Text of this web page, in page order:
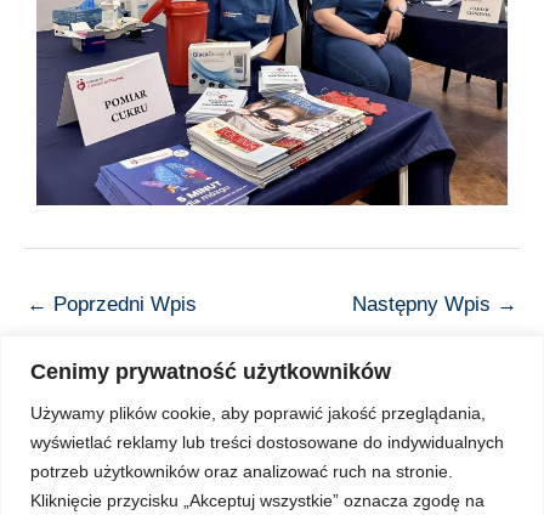
Cenimy prywatność użytkowników
Używamy plików cookie, aby poprawić jakość przeglądania,
wyświetlać reklamy lub treści dostosowane do indywidualnych
potrzeb użytkowników oraz analizować ruch na stronie.
Kliknięcie przycisku „Akceptuj wszystkie” oznacza zgodę na
← Poprzedni Wpis Następny Wpis →
Copyright © 2026 Z Sercem do Pacjenta